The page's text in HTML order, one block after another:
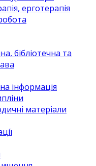
ерготерапія
бібліотечна та
інформація
матеріали